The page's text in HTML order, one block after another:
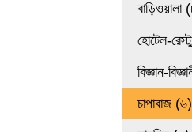
বাড়িওয়ালা
হোটেল-
বিজ্ঞান-
চাপাবাজ (৬)